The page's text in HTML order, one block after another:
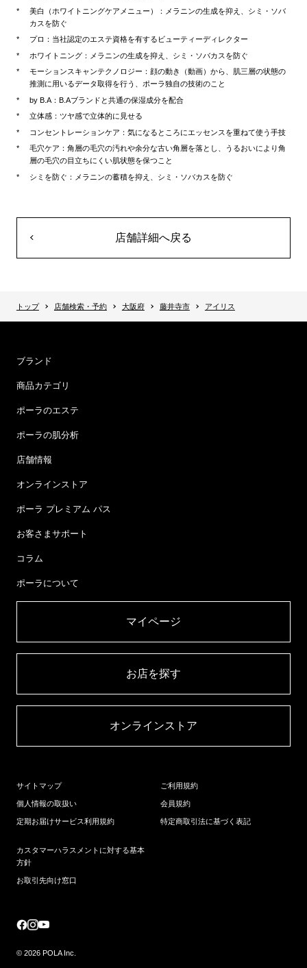
美白（ホワイトニングケアメニュー）：メラニンの生成を抑え、シミ・ソバ
カスを防ぐ
プロ：当社認定のエステ資格を有するビューティーディレクター
ホワイトニング：メラニンの生成を抑え、シミ・ソバカスを防ぐ
モーションスキャンテクノロジー：顔の動き（動画）から、肌三層の状態の
推測に用いるデータ取得を行う、ポーラ独自の技術のこと
by B.A：B.Aブランドと共通の保湿成分を配合
立体感：ツヤ感で立体的に見せる
コンセントレーションケア：気になるところにエッセンスを重ねて使う手技
毛穴ケア：角層の毛穴の汚れや余分な古い角層を落とし、うるおいにより角
層の毛穴の目立ちにくい肌状態を保つこと
シミを防ぐ：メラニンの蓄積を抑え、シミ・ソバカスを防ぐ
店舗詳細へ戻る
トップ 店舗検索・予約 大阪府 藤井寺市 アイリス
ブランド
商品カテゴリ
ポーラのエステ
ポーラの肌分析
店舗情報
オンラインストア
ポーラ プレミアム パス
お客さまサポート
コラム
ポーラについて
マイページ​
お店を探す​
オンラインストア​
サイトマップ
個人情報の取扱い
定期お届けサービス利用規約
ご利用規約
会員規約
特定商取引法に基づく表記
カスタマーハラスメントに対する基本
方針
お取引先向け窓口
© 2026 POLA Inc.